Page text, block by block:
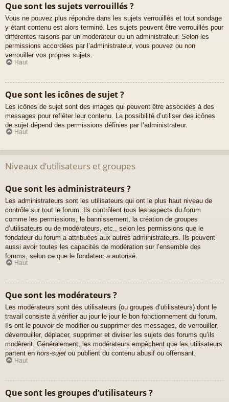
Que sont les sujets verrouillés ?
Vous ne pouvez plus répondre dans les sujets verrouillés et tout sondage
y étant contenu est alors terminé. Les sujets peuvent être verrouillés pour
différentes raisons par un modérateur ou un administrateur. Selon les
permissions accordées par l’administrateur, vous pouvez ou non
verrouiller vos propres sujets.
Haut
Que sont les icônes de sujet ?
Les icônes de sujet sont des images qui peuvent être associées à des
messages pour refléter leur contenu. La possibilité d’utiliser des icônes
de sujet dépend des permissions définies par l’administrateur.
Haut
Niveaux d’utilisateurs et groupes
Que sont les administrateurs ?
Les administrateurs sont les utilisateurs qui ont le plus haut niveau de
contrôle sur tout le forum. Ils contrôlent tous les aspects du forum
comme les permissions, le bannissement, la création de groupes
d’utilisateurs ou de modérateurs, etc., selon les permissions que le
fondateur du forum a attribuées aux autres administrateurs. Ils peuvent
aussi avoir toutes les capacités de modération sur l’ensemble des
forums, selon ce que le fondateur a autorisé.
Haut
Que sont les modérateurs ?
Les modérateurs sont des utilisateurs (ou groupes d’utilisateurs) dont le
travail consiste à vérifier au jour le jour le bon fonctionnement du forum.
Ils ont le pouvoir de modifier ou supprimer des messages, de verrouiller,
déverrouiller, déplacer, supprimer et diviser les sujets des forums qu’ils
modèrent. Généralement, les modérateurs empêchent que les utilisateurs
partent en hors-sujet ou publient du contenu abusif ou offensant.
Haut
Que sont les groupes d’utilisateurs ?